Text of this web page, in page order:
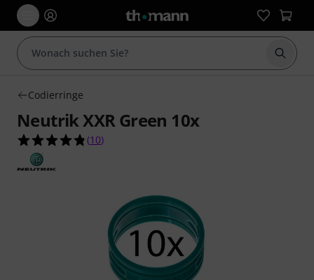
Suche
Codierringe
Neutrik XXR Green 10x
4.8 von 5 Sternen aus 10 Kundenbewertungen
(10)